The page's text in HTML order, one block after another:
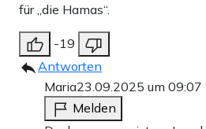
für „die Hamas“.
-19
Antworten
Maria23.09.2025 um 09:07
Melden